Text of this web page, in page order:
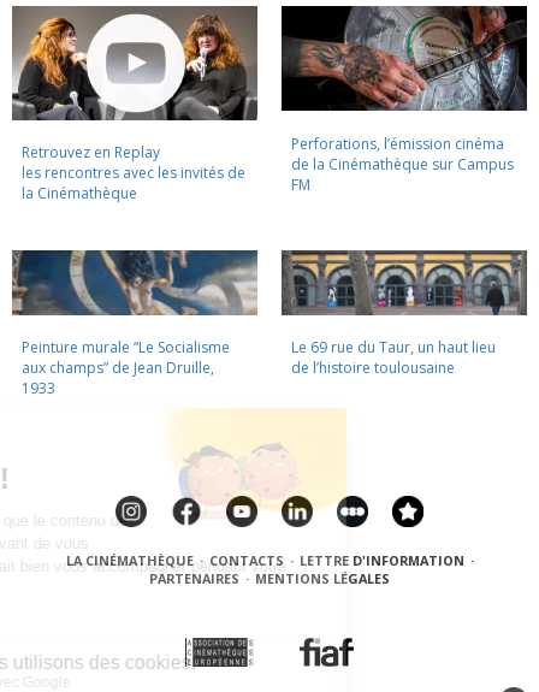
Retrouvez en Replay
les rencontres avec les invités de
la Cinémathèque
Perforations, l’émission cinéma
de la Cinémathèque sur Campus
FM
Peinture murale “Le Socialisme
aux champs” de Jean Druille,
1933
Le 69 rue du Taur, un haut lieu
de l’histoire toulousaine
LA CINÉMATHÈQUE · CONTACTS · LETTRE D'INFORMATION ·
PARTENAIRES · MENTIONS LÉGALES